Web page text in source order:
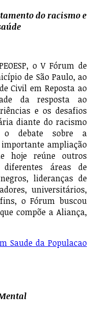
do racismo e
o V Fórum de
de São Paulo, ao
Civil em Reposta ao
da resposta ao
e os desafios
diante do racismo
o debate sobre a
ampliação
hoje reúne outros
diferentes áreas de
lideranças de
universitários,
o Fórum buscou
compõe a Aliança,
Saude da Populacao